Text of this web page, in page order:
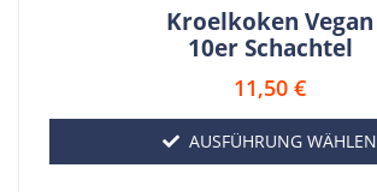
Kroelkoken Vegan
10er Schachtel
11,50 €
AUSFÜHRUNG WÄHLEN